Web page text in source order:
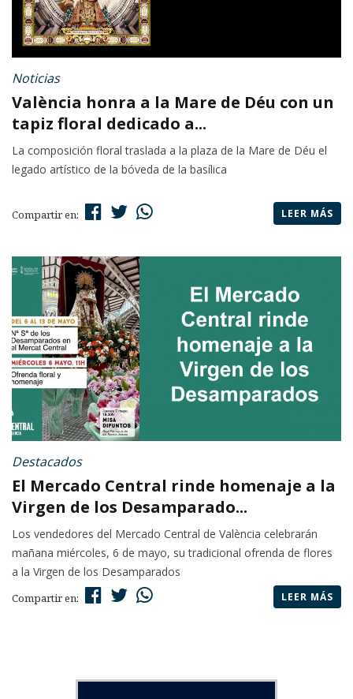
Noticias
València honra a la Mare de Déu con un
tapiz floral dedicado a...
La composición floral traslada a la plaza de la Mare de Déu el
legado artístico de la bóveda de la basílica
Compartir en: LEER MÁS
Destacados
El Mercado Central rinde homenaje a la
Virgen de los Desamparado...
Los vendedores del Mercado Central de València celebrarán
mañana miércoles, 6 de mayo, su tradicional ofrenda de flores
a la Virgen de los Desamparados
Compartir en: LEER MÁS